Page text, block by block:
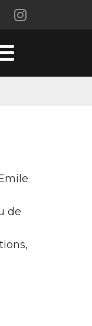
Lien
de